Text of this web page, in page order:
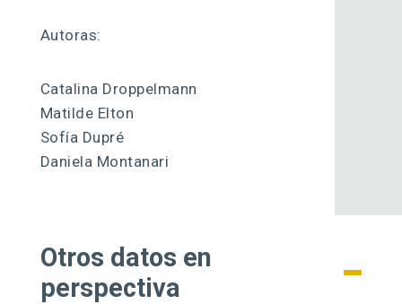
Autoras:
Catalina Droppelmann
Matilde Elton
Sofía Dupré
Daniela Montanari
Otros datos en
perspectiva